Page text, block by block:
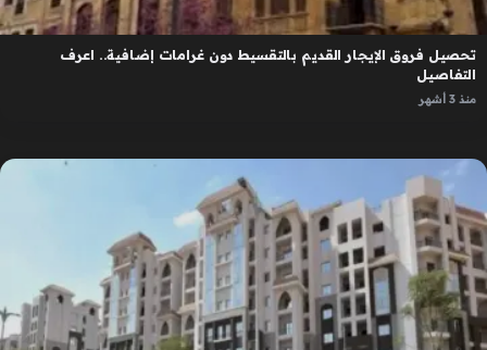
تحصيل فروق الإيجار القديم بالتقسيط دون غرامات إضافية.. اعرف
التفاصيل
منذ 3 أشهر